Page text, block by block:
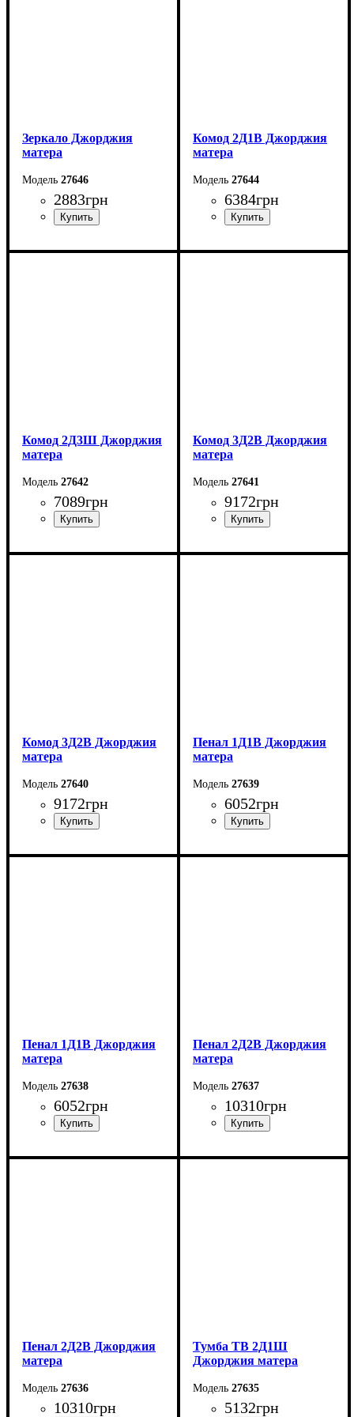
Зеркало Джорджия
матера
27646
2883грн
Ширина: 196,6 см
Комод 2Д1В Джорджия
матера
27644
6384грн
Ширина: 113,5 см
Комод 2Д3Ш Джорджия
матера
27642
7089грн
Ширина: 196,7 см
Комод 3Д2В Джорджия
матера
27641
9172грн
Ширина: 171,1 см
Комод 3Д2В Джорджия
матера
27640
9172грн
Ширина: 171,1 см
Пенал 1Д1В Джорджия
матера
27639
6052грн
Ширина: 81,6 см
Пенал 1Д1В Джорджия
матера
27638
6052грн
Ширина: 81,6 см
Пенал 2Д2В Джорджия
матера
27637
10310грн
Ширина: 139 см
Пенал 2Д2В Джорджия
матера
27636
10310грн
Тумба ТВ 2Д1Ш
Джорджия матера
27635
5132грн